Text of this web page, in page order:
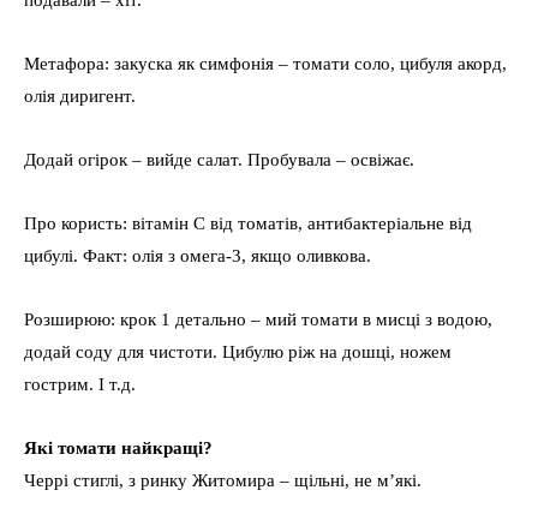
Метафора: закуска як симфонія – томати соло, цибуля акорд,
олія диригент.
Додай огірок – вийде салат. Пробувала – освіжає.
Про користь: вітамін C від томатів, антибактеріальне від
цибулі. Факт: олія з омега-3, якщо оливкова.
Розширюю: крок 1 детально – мий томати в мисці з водою,
додай соду для чистоти. Цибулю ріж на дошці, ножем
гострим. І т.д.
Які томати найкращі?
Черрі стиглі, з ринку Житомира – щільні, не м’які.